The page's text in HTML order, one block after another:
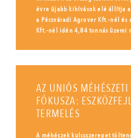
évre újabb kihívások elé állítja
a Pécsváradi Agrover Kft.-nél és
Kft.-nél idén 4,84 tonnás üzemi
AZ UNIÓS MÉHÉSZETI
FÓKUSZA:
TERMELÉS
A méhészek kulcsszerepet